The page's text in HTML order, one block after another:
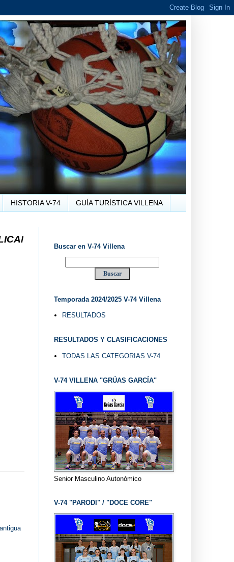
HISTORIA V-74 GUÍA TURÍSTICA VILLENA
V-74 VILLENA DESDE 1.974 ... EL "UVE" ...
Buscar en V-74 Villena
Temporada 2024/2025 V-74 Villena
RESULTADOS
RESULTADOS Y CLASIFICACIONES
TODAS LAS CATEGORIAS V-74
V-74 VILLENA "GRÚAS GARCÍA"
Senior Masculino Autonómico
V-74 "PARODI" / "DOCE CORE"